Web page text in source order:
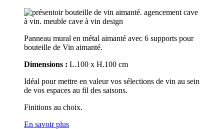
Panneau mural en métal aimanté avec 6 supports pour
bouteille de Vin aimanté.
Dimensions : L.100 x H.100 cm
Idéal pour mettre en valeur vos sélections de vin au sein
de vos espaces au fil des saisons.
Finitions au choix.
En savoir plus